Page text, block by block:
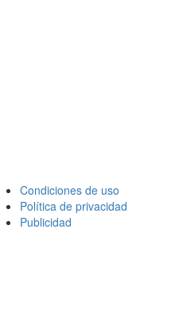
Condiciones de uso
Política de privacidad
Publicidad